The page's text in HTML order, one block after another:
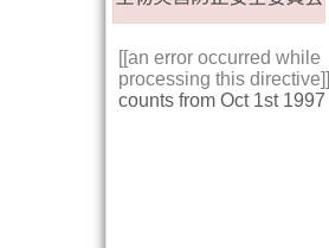
[[an error occurred while
processing this directive]]
counts from Oct 1st 1997